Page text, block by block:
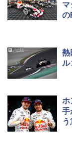
マ
の
熱
ル
ホ
手